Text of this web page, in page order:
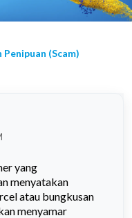
Penipuan (Scam)
yang
menyatakan
atau bungkusan
menyamar